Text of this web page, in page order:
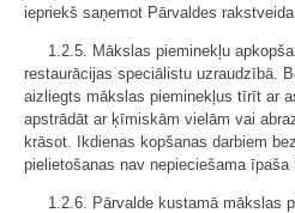
iepriekš saņemot Pārvaldes
1.2.5. Mākslas pieminekļu
restaurācijas speciālistu uzraudzībā.
aizliegts mākslas pieminekļus tīrīt ar
apstrādāt ar ķīmiskām vielām vai
krāsot. Ikdienas kopšanas darbiem
pielietošanas nav nepieciešama
1.2.6. Pārvalde kustamā mākslas